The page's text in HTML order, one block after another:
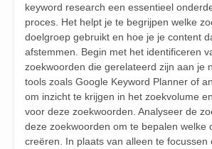
keyword research een essentieel
proces. Het helpt je te begrijpen welke
doelgroep gebruikt en hoe je je content
afstemmen. Begin met het identificeren
zoekwoorden die gerelateerd zijn aan je
tools zoals Google Keyword Planner of
om inzicht te krijgen in het zoekvolume
voor deze zoekwoorden. Analyseer de
deze zoekwoorden om te bepalen welke
creëren. In plaats van alleen te focussen